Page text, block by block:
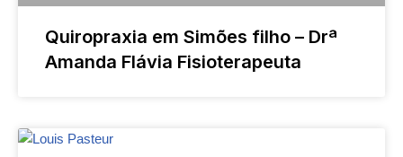
Quiropraxia em Simões filho – Drª
Amanda Flávia Fisioterapeuta